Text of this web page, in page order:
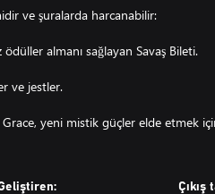
ve şuralarda harcanabilir:
almanı sağlayan Savaş Bileti.
ve jestler.
yeni mistik güçler elde etmek
Çıkış